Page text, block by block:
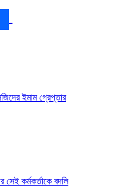
ইমাম গ্রেপ্তার
সেই কর্মকর্তাকে বদলি